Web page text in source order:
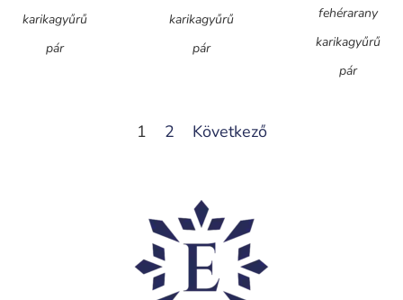
karikagyűrű
pár
karikagyűrű
pár
fehérarany
karikagyűrű
pár
1 2 Következő